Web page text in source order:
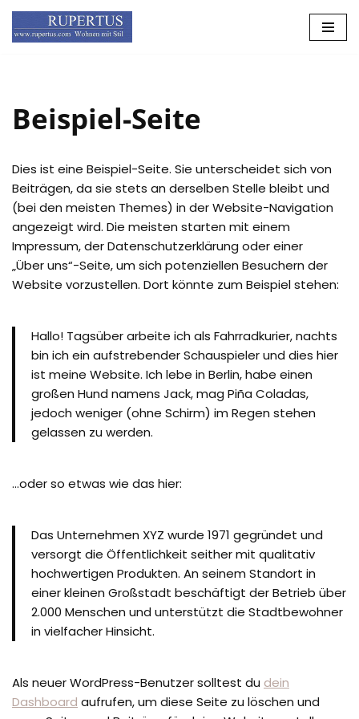
Zum
Beispiel-Seite
Dies ist eine Beispiel-Seite. Sie unterscheidet sich von
Beiträgen, da sie stets an derselben Stelle bleibt und
(bei den meisten Themes) in der Website-Navigation
angezeigt wird. Die meisten starten mit einem
Impressum, der Datenschutzerklärung oder einer
„Über uns“-Seite, um sich potenziellen Besuchern der
Website vorzustellen. Dort könnte zum Beispiel stehen:
Hallo! Tagsüber arbeite ich als Fahrradkurier, nachts
bin ich ein aufstrebender Schauspieler und dies hier
ist meine Website. Ich lebe in Berlin, habe einen
großen Hund namens Jack, mag Piña Coladas,
jedoch weniger (ohne Schirm) im Regen stehen
gelassen zu werden.
…oder so etwas wie das hier:
Das Unternehmen XYZ wurde 1971 gegründet und
versorgt die Öffentlichkeit seither mit qualitativ
hochwertigen Produkten. An seinem Standort in
einer kleinen Großstadt beschäftigt der Betrieb über
2.000 Menschen und unterstützt die Stadtbewohner
in vielfacher Hinsicht.
Als neuer WordPress-Benutzer solltest du dein
Dashboard aufrufen, um diese Seite zu löschen und